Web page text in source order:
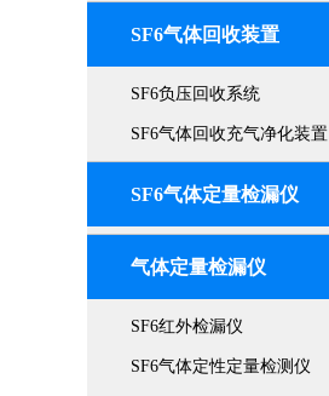
SF6气体回收装置
SF6负压回收系统
SF6气体回收充气净化装置
SF6气体定量检漏仪
气体定量检漏仪
SF6红外检漏仪
SF6气体定性定量检测仪